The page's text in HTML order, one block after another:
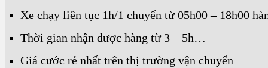
Xe chạy liên tục 1h/1 chuyến từ 05h00 – 18h00
Thời gian nhận được hàng từ 3 – 5h…
Giá cước rẻ nhất trên thị trường vận chuyển